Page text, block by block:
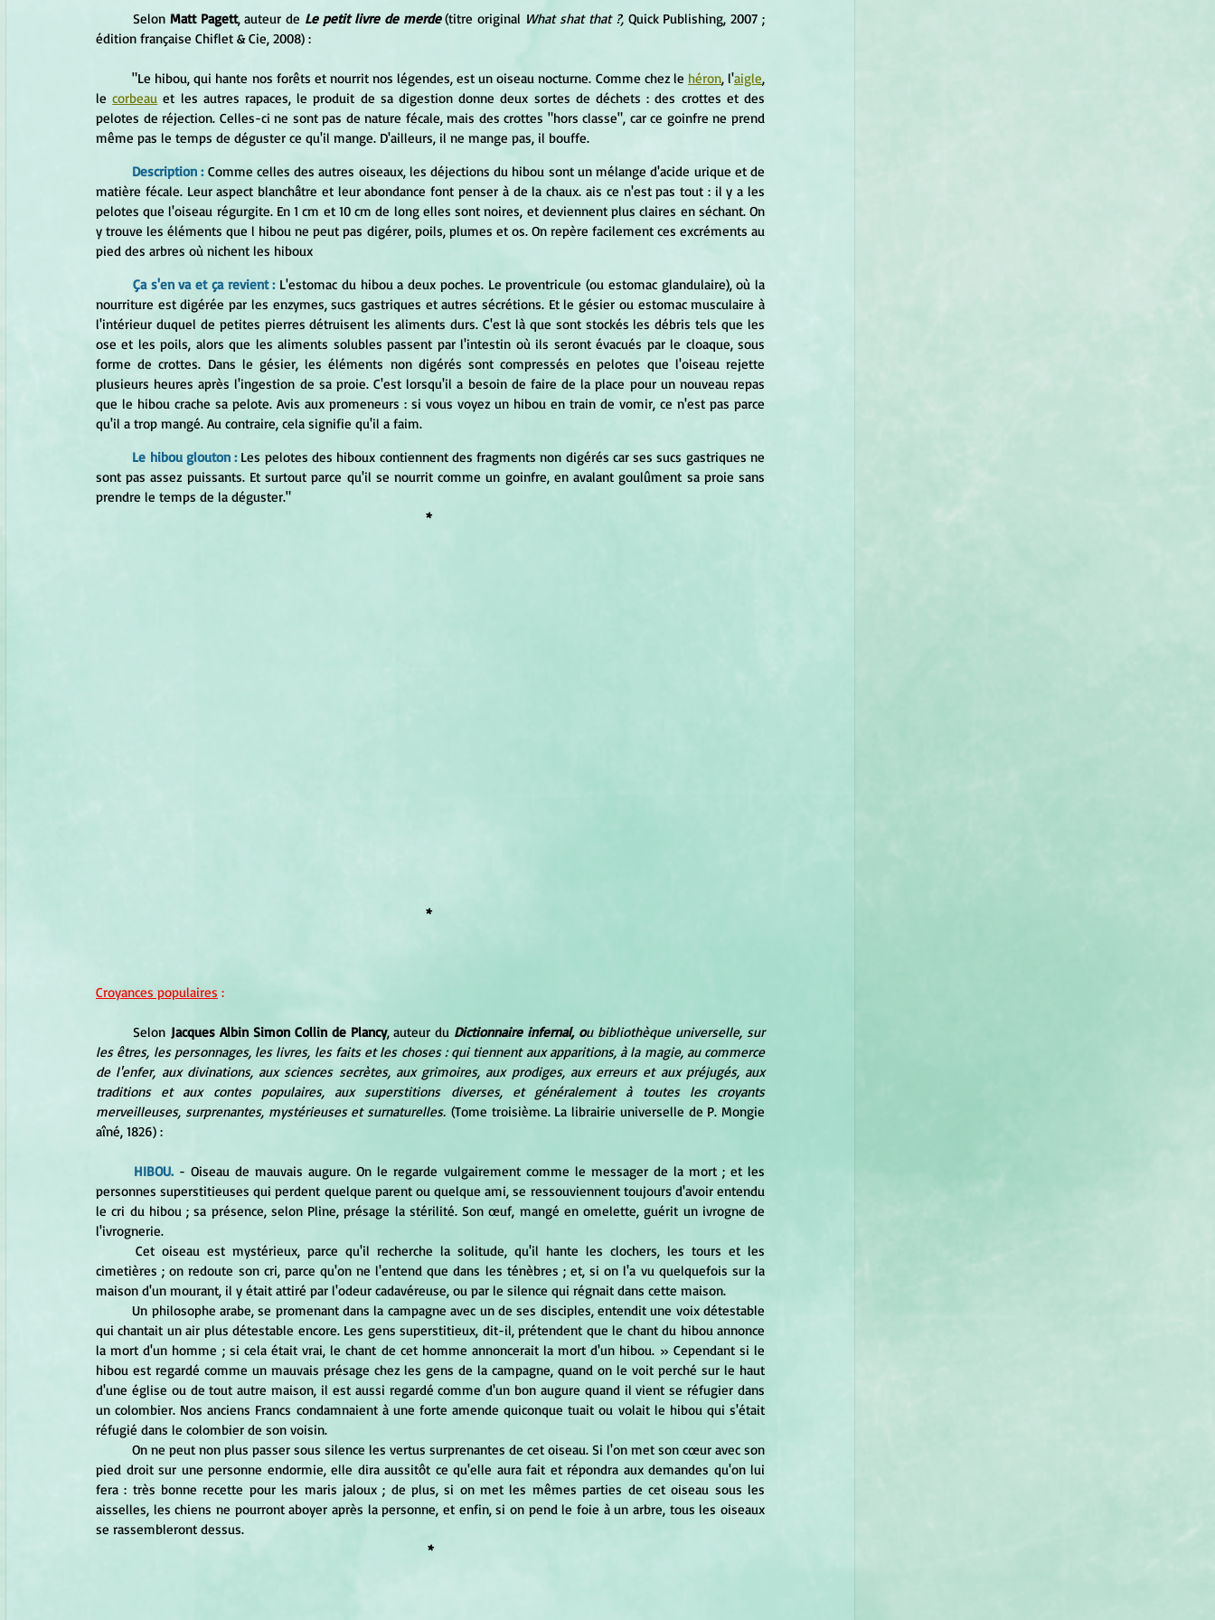
	Selon
Matt Pagett, auteur de Le petit livre de merde (titre original What shat that ?, Quick Publishing, 2007 ;
édition française Chiflet & Cie, 2008) :
	"Le hibou, qui hante nos forêts et nourrit nos légendes, est un oiseau nocturne. Comme chez le
héron, l'aigle,
le corbeau et les autres rapaces, le produit de sa digestion donne deux sortes de déchets : des crottes et des
pelotes de réjection. Celles-ci ne sont pas de nature fécale, mais des crottes "hors classe", car ce goinfre ne prend
même pas le temps de déguster ce qu'il mange. D'ailleurs, il ne mange pas, il bouffe.
Description : Comme celles des autres oiseaux, les déjections du hibou sont un mélange d'acide urique et de
matière fécale. Leur aspect blanchâtre et leur abondance font penser à de la chaux. ais ce n'est pas tout : il y a les
pelotes que l'oiseau régurgite. En 1 cm et 10 cm de long elles sont noires, et deviennent plus claires en séchant. On
y trouve les éléments que l hibou ne peut pas digérer, poils, plumes et os. On repère facilement ces excréments au
pied des arbres où nichent les hiboux
Ça s'en va et ça revient : L'estomac du hibou a deux poches. Le proventricule (ou estomac glandulaire), où la
nourriture est digérée par les enzymes, sucs gastriques et autres sécrétions. Et le gésier ou estomac musculaire à
l'intérieur duquel de petites pierres détruisent les aliments durs. C'est là que sont stockés les débris tels que les
ose et les poils, alors que les aliments solubles passent par l'intestin où ils seront évacués par le cloaque, sous
forme de crottes. Dans le gésier, les éléments non digérés sont compressés en pelotes que l'oiseau rejette
plusieurs heures après l'ingestion de sa proie. C'est lorsqu'il a besoin de faire de la place pour un nouveau repas
que le hibou crache sa pelote. Avis aux promeneurs : si vous voyez un hibou en train de vomir, ce n'est pas parce
qu'il a trop mangé. Au contraire, cela signifie qu'il a faim.
Le hibou glouton : Les pelotes des hiboux contiennent des fragments non digérés car ses sucs gastriques ne
sont pas assez puissants. Et surtout parce qu'il se nourrit comme un goinfre, en avalant goulûment sa proie sans
prendre le temps de la déguster."
*
*
Croyances populaires :
Selon Jacques Albin Simon Collin de Plancy, auteur du Dictionnaire infernal, ou bibliothèque universelle, sur
les êtres, les personnages, les livres, les faits et les choses : qui tiennent aux apparitions, à la magie, au commerce
de l'enfer, aux divinations, aux sciences secrètes, aux grimoires, aux prodiges, aux erreurs et aux préjugés, aux
traditions et aux contes populaires, aux superstitions diverses, et généralement à toutes les croyants
merveilleuses, surprenantes, mystérieuses et surnaturelles. (Tome troisième. La librairie universelle de P. Mongie
aîné, 1826) :
HIBOU. - Oiseau de mauvais augure. On le regarde vulgairement comme le messager de la mort ; et les
personnes superstitieuses qui perdent quelque parent ou quelque ami, se ressouviennent toujours d'avoir entendu
le cri du hibou ; sa présence, selon Pline, présage la stérilité. Son œuf, mangé en omelette, guérit un ivrogne de
l'ivrognerie.
cimetières ; on redoute son cri, parce qu'on ne l'entend que dans les ténèbres ; et, si on l'a vu quelquefois sur la
maison d'un mourant, il y était attiré par l'odeur cadavéreuse, ou par le silence qui régnait dans cette maison.
	Un philosophe arabe, se promenant dans la campagne avec un de ses disciples, entendit une voix détestable
qui chantait un air plus détestable encore. Les gens superstitieux, dit-il, prétendent que le chant du hibou annonce
la mort d'un homme ; si cela était vrai, le chant de cet homme annoncerait la mort d'un hibou. » Cependant si le
hibou est regardé comme un mauvais présage chez les gens de la campagne, quand on le voit perché sur le haut
d'une église ou de tout autre maison, il est aussi regardé comme d'un bon augure quand il vient se réfugier dans
un colombier. Nos anciens Francs condamnaient à une forte amende quiconque tuait ou volait le hibou qui s'était
réfugié dans le colombier de son voisin.
pied droit sur une personne endormie, elle dira aussitôt ce qu'elle aura fait et répondra aux demandes qu'on lui
fera : très bonne recette pour les maris jaloux ; de plus, si on met les mêmes parties de cet oiseau sous les
aisselles, les chiens ne pourront aboyer après la personne, et enfin, si on pend le foie à un arbre, tous les oiseaux
se rassembleront dessus.
*